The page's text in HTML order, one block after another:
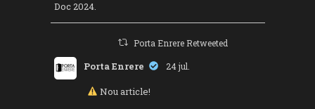
Doc 2024.
Porta Enrere Retweeted
Porta Enrere 24 jul.
Nou article!